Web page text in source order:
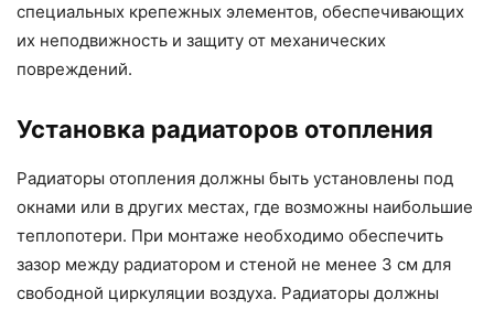
специальных крепежных элементов, обеспечивающих
их неподвижность и защиту от механических
повреждений.
Установка радиаторов отопления
Радиаторы отопления должны быть установлены под
окнами или в других местах, где возможны наибольшие
теплопотери. При монтаже необходимо обеспечить
зазор между радиатором и стеной не менее 3 см для
свободной циркуляции воздуха. Радиаторы должны